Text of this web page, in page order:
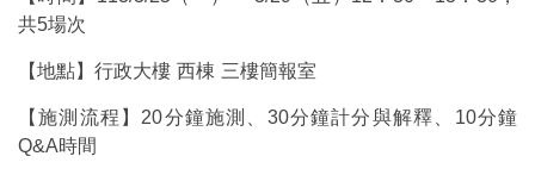
共5場次
【地點】行政大樓 西棟 三樓簡報室
【施測流程】20分鐘施測、30分鐘計分與解釋、10分鐘
Q&A時間